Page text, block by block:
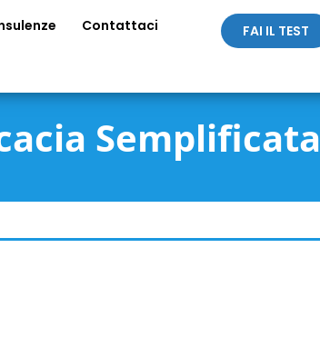
Contattaci FAI IL TEST
Semplificata